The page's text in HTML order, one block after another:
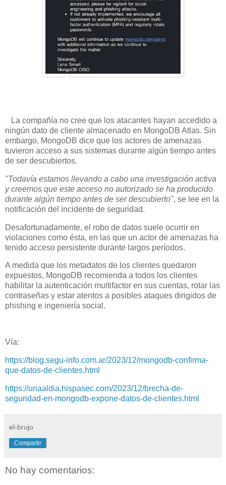
La compañía no cree que los atacantes hayan accedido a
ningún dato de cliente almacenado en MongoDB Atlas. Sin
embargo, MongoDB dice que los actores de amenazas
tuvieron acceso a sus sistemas durante algún tiempo antes
de ser descubiertos.
"Todavía estamos llevando a cabo una investigación activa
y creemos que este acceso no autorizado se ha producido
durante algún tiempo antes de ser descubierto", se lee en la
notificación del incidente de seguridad.
Desafortunadamente, el robo de datos suele ocurrir en
violaciones como ésta, en las que un actor de amenazas ha
tenido acceso persistente durante largos períodos.
A medida que los metadatos de los clientes quedaron
expuestos, MongoDB recomienda a todos los clientes
habilitar la autenticación multifactor en sus cuentas, rotar las
contraseñas y estar atentos a posibles ataques dirigidos de
phishing e ingeniería social.
Vía:
https://blog.segu-info.com.ar/2023/12/mongodb-confirma-
que-datos-de-clientes.html
https://unaaldia.hispasec.com/2023/12/brecha-de-
seguridad-en-mongodb-expone-datos-de-clientes.html
el-brujo
Compartir
No hay comentarios: